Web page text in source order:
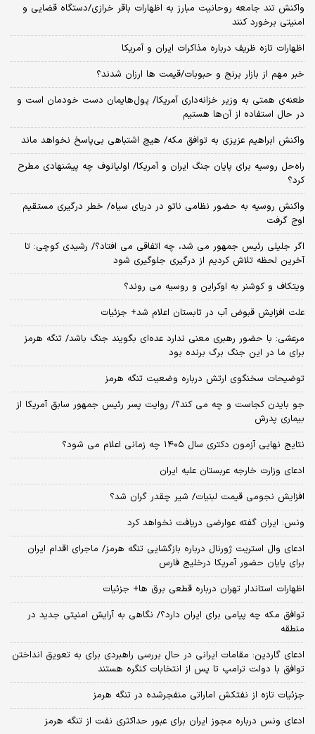
واکنش تند جامعه روحانیت مبارز به اظهارات باقر خرازی/دستگاه قضایی و
امنیتی برخورد کنند
اظهارات تازه ظریف درباره مذاکرات ایران و آمریکا
خبر مهم از بازار برنج و حبوبات/قیمت ها ارزان شدند؟
طعنه‌ی‌ همتی به وزیر خزانه‌داری آمریکا/ پول‌هایمان دست خودمان است و
در حال استفاده از آن‌ها هستیم
واکنش ابراهیم عزیزی به توافق مکه/ هیچ اشتباهی بی‌پاسخ نخواهد ماند
راه‌حل روسیه برای پایان جنگ ایران و آمریکا/ اولیانوف چه پیشنهادی مطرح
کرد؟
واکنش روسیه به حضور نظامی ناتو در دریای سیاه/ خطر درگیری مستقیم
اوج گرفت
اگر جلیلی رئیس جمهور می شد، چه اتفاقی می افتاد؟/ رشیدی کوچی: تا
آخرین لحظه تلاش کردیم از درگیری جلوگیری شود
ویتکاف و کوشنر به اوکراین و روسیه می روند؟
علت افزایش قبوض آب در تابستان اعلام شد+ جزئیات
مرعشی: با حضور رهبری معنی ندارد عده‌ای بگویند جنگ باشد/ تنگه هرمز
برای ما در این جنگ برگ برنده بود
توضیحات سخنگوی ارتش درباره وضعیت تنگه هرمز
جو بایدن کجاست و چه می کند؟/ روایت پسر رئیس جمهور سابق آمریکا از
بیماری پدرش
نتایج نهایی آزمون دکتری سال ۱۴۰۵ چه زمانی اعلام می شود؟
ادعای وزارت خارجه عربستان علیه ایران
افزایش نجومی قیمت لبنیات/ شیر چقدر گران شد؟
ونس: ایران گفته عوارضی دریافت نخواهد کرد
ادعای وال استریت ژورنال درباره بازگشایی تنگه هرمز/ ماجرای اقدام ایران
برای پایان حضور آمریکا درخلیج فارس
اظهارات استاندار تهران درباره قطعی برق ها+ جزئیات
توافق مکه چه پیامی برای ایران دارد؟/ نگاهی به آرایش امنیتی جدید در
منطقه
ادعای گاردین: مقامات ایرانی در حال بررسی راهبردی برای به تعویق انداختن
توافق با دولت ترامپ تا پس از انتخابات کنگره هستند
جزئیات تازه از نفتکش اماراتی منفجرشده در تنگه هرمز
ادعای ونس درباره مجوز ایران برای عبور حداکثری نفت از تنگه هرمز